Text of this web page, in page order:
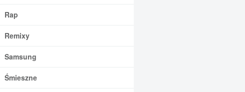
Rap
Remixy
Samsung
Śmieszne